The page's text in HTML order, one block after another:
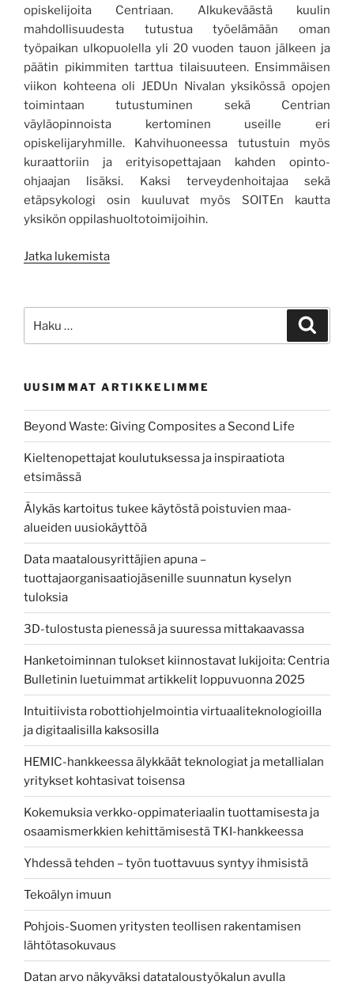
opiskelijoita Centriaan. Alkukeväästä kuulin
mahdollisuudesta tutustua työelämään oman
työpaikan ulkopuolella yli 20 vuoden tauon jälkeen ja
päätin pikimmiten tarttua tilaisuuteen. Ensimmäisen
viikon kohteena oli JEDUn Nivalan yksikössä opojen
toimintaan tutustuminen sekä Centrian
väyläopinnoista kertominen useille eri
opiskelijaryhmille. Kahvihuoneessa tutustuin myös
kuraattoriin ja erityisopettajaan kahden opinto-
ohjaajan lisäksi. Kaksi terveydenhoitajaa sekä
etäpsykologi osin kuuluvat myös SOITEn kautta
yksikön oppilashuoltotoimijoihin.
Jatka lukemista”Työelämäjaksolla
UUSIMMAT ARTIKKELIMME
Beyond Waste: Giving Composites a Second Life
Kieltenopettajat koulutuksessa ja inspiraatiota
etsimässä
Älykäs kartoitus tukee käytöstä poistuvien maa-
alueiden uusiokäyttöä
Data maatalousyrittäjien apuna –
tuottajaorganisaatiojäsenille suunnatun kyselyn
tuloksia
3D-tulostusta pienessä ja suuressa mittakaavassa
Hanketoiminnan tulokset kiinnostavat lukijoita: Centria
Bulletinin luetuimmat artikkelit loppuvuonna 2025
Intuitiivista robottiohjelmointia virtuaaliteknologioilla
ja digitaalisilla kaksosilla
HEMIC-hankkeessa älykkäät teknologiat ja metallialan
yritykset kohtasivat toisensa
Kokemuksia verkko-oppimateriaalin tuottamisesta ja
osaamismerkkien kehittämisestä TKI-hankkeessa
Yhdessä tehden – työn tuottavuus syntyy ihmisistä
Tekoälyn imuun
Pohjois-Suomen yritysten teollisen rakentamisen
lähtötasokuvaus
Datan arvo näkyväksi datataloustyökalun avulla